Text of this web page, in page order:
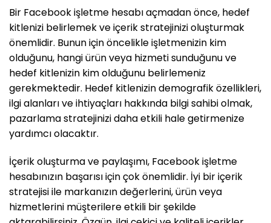
Bir Facebook işletme hesabı açmadan önce, hedef
kitlenizi belirlemek ve içerik stratejinizi oluşturmak
önemlidir. Bunun için öncelikle işletmenizin kim
olduğunu, hangi ürün veya hizmeti sunduğunu ve
hedef kitlenizin kim olduğunu belirlemeniz
gerekmektedir. Hedef kitlenizin demografik özellikleri,
ilgi alanları ve ihtiyaçları hakkında bilgi sahibi olmak,
pazarlama stratejinizi daha etkili hale getirmenize
yardımcı olacaktır.
İçerik oluşturma ve paylaşımı, Facebook işletme
hesabınızın başarısı için çok önemlidir. İyi bir içerik
stratejisi ile markanızın değerlerini, ürün veya
hizmetlerini müşterilere etkili bir şekilde